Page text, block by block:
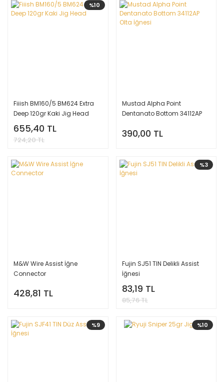
%10
Fiiish BM160/5 BM624 Extra
Deep 120gr Kaki Jig Head
655,40 TL
724,20 TL
Mustad Alpha Point
Dentanato Bottom 34112AP
390,00 TL
M&W Wire Assist İğne
Connector
428,81 TL
%3
Fujin SJ51 TIN Delikli Assist
İğnesi
83,19 TL
85,76 TL
%9 %10